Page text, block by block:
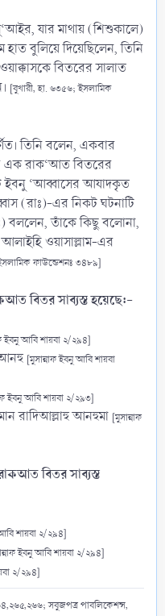
যার মাথায় (শিশুকালে)
হাত বুলিয়ে দিয়েছিলেন, তিনি
বিতরের সালাত
[বুখারী, হা. ৬৩৫৬; ইসলামিক
তিনি বলেন, একবার
এক রাক‘আত বিতরের
ইবনু ‘আব্বাসের আযাদকৃত
(রাঃ)-এর নিকট ঘটনাটি
বললেন, তাঁকে কিছু বলোনা,
আলাইহি ওয়াসাল্লাম-এর
ফাউন্ডেশনঃ ৩৪৮৯]
বিতর সাব্যস্ত হয়েছে:-
ইবনু আবি শায়বা ২/২৯৪]
[মুসান্নাফ ইবনু আবি শায়বা
ইবনু আবি শায়বা ২/২৯৩]
রাদিআল্লাহু আনহুমা [মুসান্নাফ
বিতর সাব্যস্ত
শায়বা ২/২৯৪]
ইবনু আবি শায়বা ২/২৯৪]
২/২৯৪]
সবুজপত্র পাবলিকেশন্স,